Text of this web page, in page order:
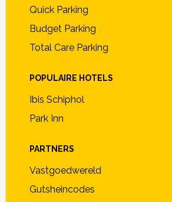
Quick Parking
Budget Parking
Total Care Parking
POPULAIRE HOTELS
Ibis Schiphol
Park Inn
PARTNERS
Vastgoedwereld
Gutsheincodes